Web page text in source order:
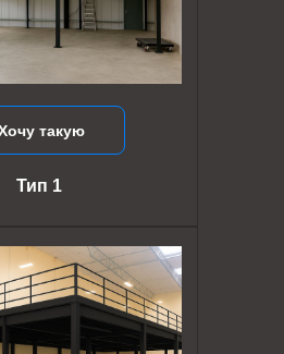
такую
Тип 1